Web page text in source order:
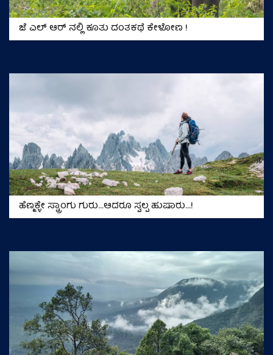
ಜೆ ಎಲ್ ಆರ್ ನಲ್ಲಿ ಕೂತು ದಂತಕಥೆ ಕೇಳೋಣ !
ಹೆಣ್ಮಕ್ಳೇ ಸ್ಟ್ರಾಂಗು ಗುರು...ಆದರೂ ಸ್ವಲ್ಪ ಹುಷಾರು...!